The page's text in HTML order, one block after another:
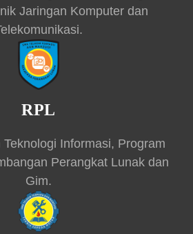
Jaringan Komputer dan
RPL
Informasi, Program
Perangkat Lunak dan
Gim.